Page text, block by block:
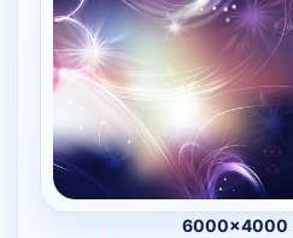
6000×4000